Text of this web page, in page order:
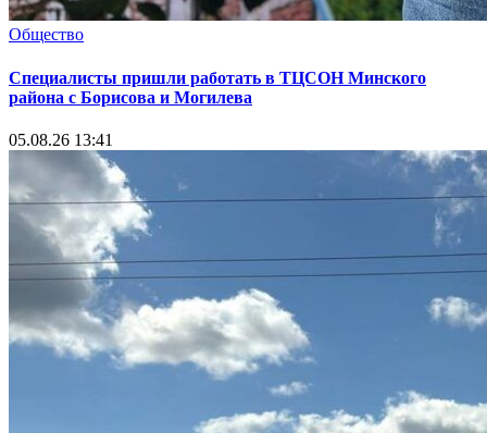
Общество
Специалисты пришли работать в ТЦСОН Минского
района с Борисова и Могилева
05.08.26 13:41